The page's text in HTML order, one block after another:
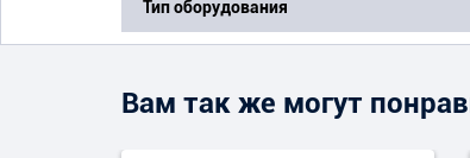
Тип оборудования
Вам так же могут